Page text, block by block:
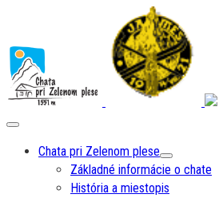
Chata pri Zelenom plese
Základné informácie o chate
História a miestopis